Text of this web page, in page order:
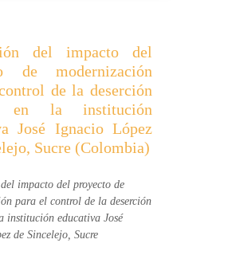
del impacto del
de modernización
de la deserción
en la institución
José Ignacio López
Sucre (Colombia)
impacto del proyecto de
para el control de la deserción
institución educativa José
de Sincelejo, Sucre